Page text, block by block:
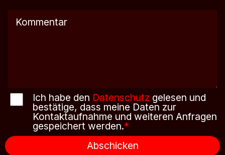
Ich habe den Datenschutz gelesen und
bestätige, dass meine Daten zur
Kontaktaufnahme und weiteren Anfragen
gespeichert werden.*
Abschicken